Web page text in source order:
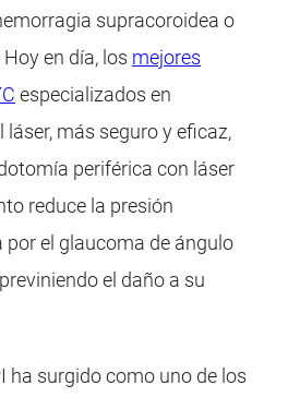
supracoroidea o
en día, los mejores
especializados en
más seguro y eficaz,
periférica con láser
reduce la presión
el glaucoma de ángulo
el daño a su
ha surgido como uno de los